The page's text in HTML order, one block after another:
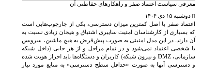
معرفی سیاست اعتماد صفر و راهکارهای حفاظتی آن
دوشنبه ۱۵ دی ۱۴۰۴
اعتماد صفر یا اصل کمترین میزان دسترسی، یکی از چارچوب‌هایی است
که بسیاری از کارشناسان امنیت سایبری اشتیاق و هیجان زیادی نسبت به
آن دارند. در این مدل امنیتی به صورت پیش‌فرض به هیچ ماشین، سرویس
یا شخصی اعتماد نمی­‌شود و در تمام مراحل و از هر جایی (داخل شبکه
سازمانی، DMZ و بیرون شبکه) کاربران و دستگاه‌­ها باید احراز هویت شده
و دسترسی آنها به صورت «حداقل سطح دسترسی» به منابع مورد نیاز